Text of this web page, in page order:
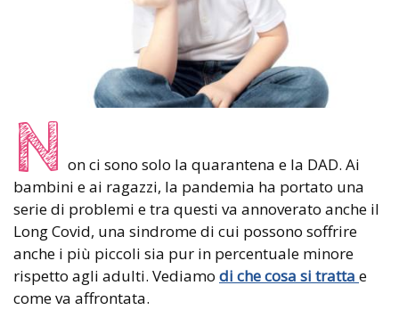
N on ci sono solo la quarantena e la DAD. Ai
bambini e ai ragazzi, la pandemia ha portato una
serie di problemi e tra questi va annoverato anche il
Long Covid, una sindrome di cui possono soffrire
anche i più piccoli sia pur in percentuale minore
rispetto agli adulti. Vediamo di che cosa si tratta e
come va affrontata.